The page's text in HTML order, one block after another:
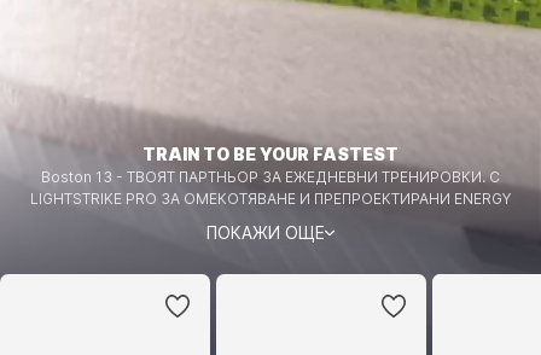
TRAIN TO BE YOUR FASTEST
Boston 13 - ТВОЯТ ПАРТНЬОР ЗА ЕЖЕДНЕВНИ ТРЕНИРОВКИ. С
LIGHTSTRIKE PRO ЗА ОМЕКОТЯВАНЕ И ПРЕПРОЕКТИРАНИ ENERGY
ГОРНА ЧАСТ ЗА ДОПЪЛНИТЕЛНА ПОДДРЪЖКА В ОБУВКА ЗА
ПОКАЖИ ОЩЕ